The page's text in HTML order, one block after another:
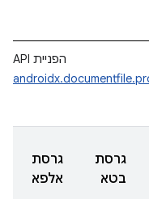
הפניית API
גרסת
בטא
גרסת
אלפא